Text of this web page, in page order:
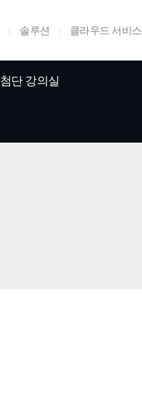
솔루션 클라우드 서비스
첨단 강의실